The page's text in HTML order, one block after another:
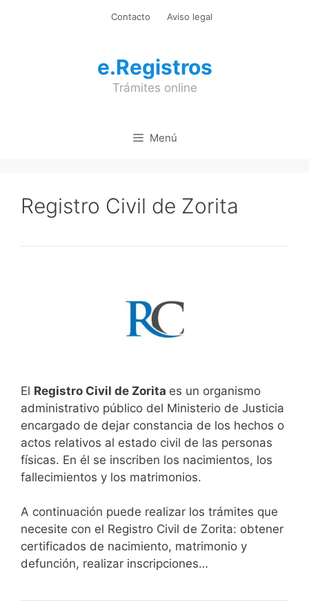
Contacto Aviso legal
e.Registros
Trámites online
Menú
Registro Civil de Zorita
El Registro Civil de Zorita es un organismo
administrativo público del Ministerio de Justicia
encargado de dejar constancia de los hechos o
actos relativos al estado civil de las personas
físicas. En él se inscriben los nacimientos, los
fallecimientos y los matrimonios.
A continuación puede realizar los trámites que
necesite con el Registro Civil de Zorita: obtener
certificados de nacimiento, matrimonio y
defunción, realizar inscripciones…